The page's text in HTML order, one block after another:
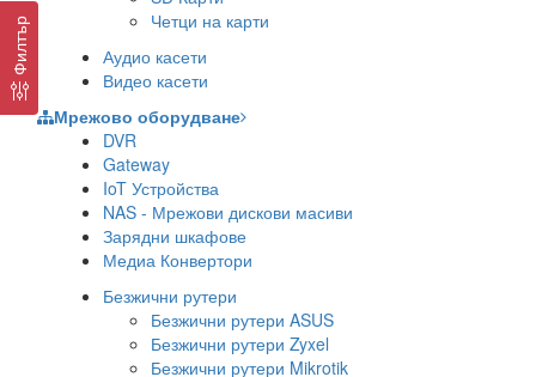
Четци на карти
Аудио касети
Видео касети
Мрежово оборудване
DVR
Gateway
IoT Устройства
NAS - Мрежови дискови масиви
Зарядни шкафове
Медиа Конвертори
Безжични рутери
Безжични рутери ASUS
Безжични рутери Zyxel
Безжични рутери Mikrotik
Филтър